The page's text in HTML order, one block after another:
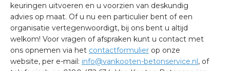
keuringen uitvoeren en u voorzien van deskundig
advies op maat. Of u nu een particulier bent of een
organisatie vertegenwoordigt, bij ons bent u altijd
welkom! Voor vragen of afspraken kunt u contact met
ons opnemen via het contactformulier op onze
website, per e-mail: info@vankooten-betonservice.nl, of